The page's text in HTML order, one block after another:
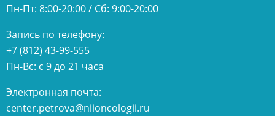
Пн-Пт: 8:00-20:00 / Сб: 9:00-20:00
Запись по телефону:
+7 (812) 43-99-555
Пн-Вс: с 9 до 21 часа
Электронная почта:
center.petrova@niioncologii.ru